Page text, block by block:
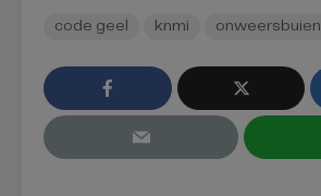
code geel knmi onweersbuien